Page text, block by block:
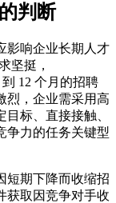
判断
影响企业长期人才
坚挺，
12 个月的招聘
烈，企业需采用高
标、直接接触、
力的任务关键型
短期下降而收缩招
获取因竞争对手收